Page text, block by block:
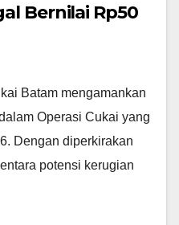
Bernilai Rp50
Batam mengamankan
Operasi Cukai yang
Dengan diperkirakan
potensi kerugian